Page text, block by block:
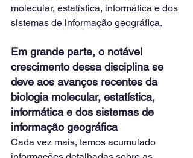
molecular, estatística, informática e dos
sistemas de informação geográfica.
Em grande parte, o notável
crescimento dessa disciplina se
deve aos avanços recentes da
biologia molecular, estatística,
informática e dos sistemas de
informação geográfica
Cada vez mais, temos acumulado